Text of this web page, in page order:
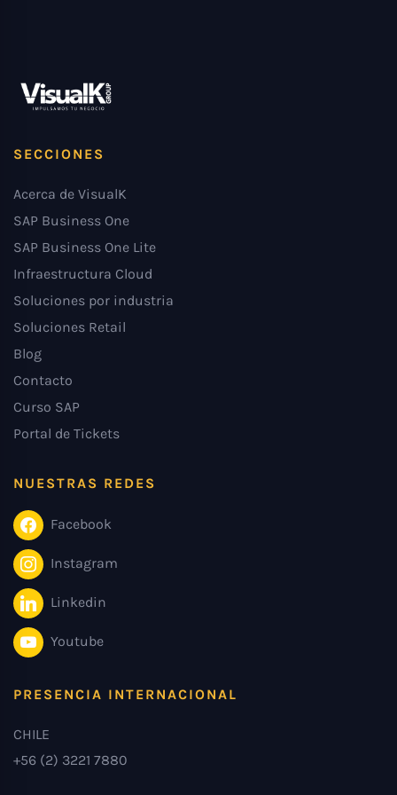
SECCIONES
Acerca de VisualK
SAP Business One
SAP Business One Lite
Infraestructura Cloud
Soluciones por industria
Soluciones Retail
Blog
Contacto
Curso SAP
Portal de Tickets
NUESTRAS REDES
Facebook
Instagram
Linkedin
Youtube
PRESENCIA INTERNACIONAL
CHILE
+56 (2) 3221 7880